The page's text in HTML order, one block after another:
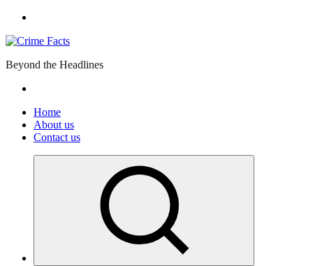
Beyond the Headlines
Home
About us
Contact us